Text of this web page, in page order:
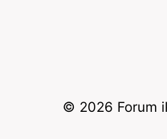
© 2026 Forum